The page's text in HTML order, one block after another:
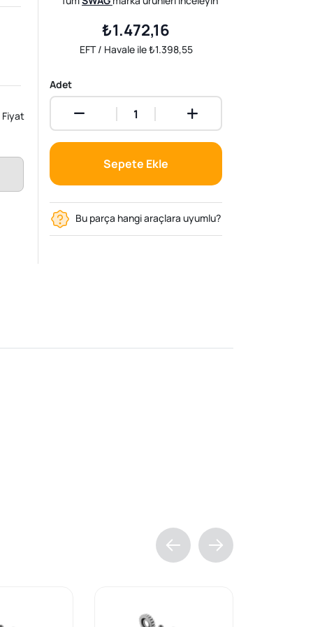
Fiyat
₺1.472,16
EFT / Havale ile ₺1.398,55
Adet
Sepete Ekle
Bu parça hangi araçlara uyumlu?